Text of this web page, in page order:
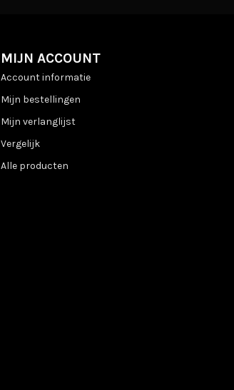
MIJN ACCOUNT
Account informatie
Mijn bestellingen
Mijn verlanglijst
Vergelijk
Alle producten